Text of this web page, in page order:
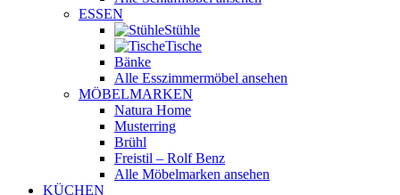
ESSEN
Stühle
Tische
Bänke
Alle Esszimmermöbel ansehen
MÖBELMARKEN
Natura Home
Musterring
Brühl
Freistil – Rolf Benz
Alle Möbelmarken ansehen
KÜCHEN